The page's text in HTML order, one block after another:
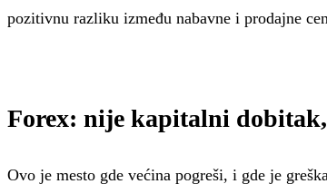
pozitivnu razliku između nabavne i prodajne
Forex: nije kapitalni
Ovo je mesto gde većina pogreši, i gde je